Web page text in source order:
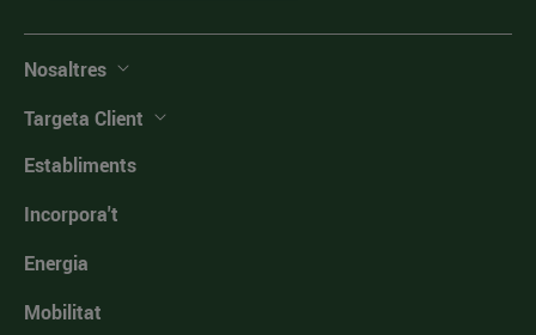
Nosaltres
Targeta Client
Establiments
Incorpora't
Energia
Mobilitat